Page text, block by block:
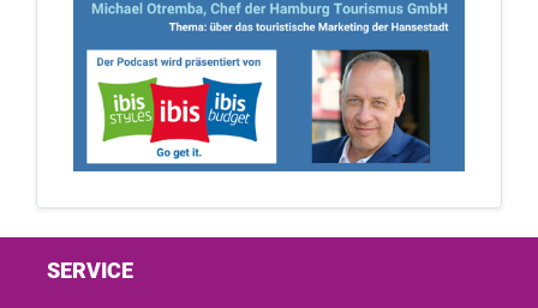
SERVICE